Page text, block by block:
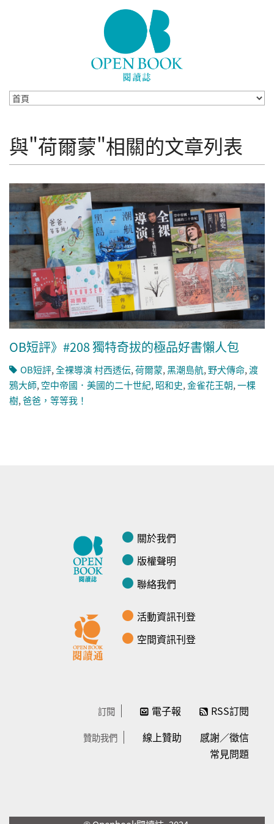
與"荷爾蒙"相關的文章列表
OB短評》#208 獨特奇拔的極品好書懶人包
OB短評,全裸導演 村西透伝,荷爾蒙,黑潮島航,野犬傳命,渡
鴉大師,空中帝國．美國的二十世紀,昭和史,金雀花王朝,一棵
樹,爸爸，等等我！
關於我們
版權聲明
聯絡我們
活動資訊刊登
空間資訊刊登
訂閱 電子報 RSS訂閱
贊助我們 線上贊助
感謝／徵信
常見問題